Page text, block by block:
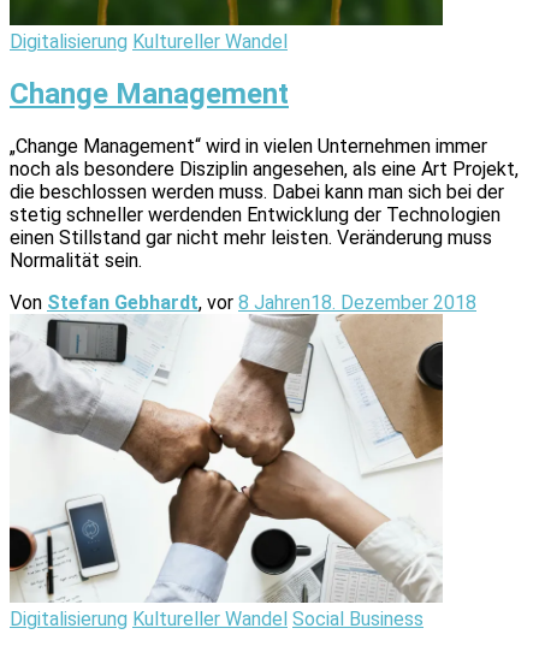
Digitalisierung Kultureller Wandel
Change Management
„Change Management“ wird in vielen Unternehmen immer
noch als besondere Disziplin angesehen, als eine Art Projekt,
die beschlossen werden muss. Dabei kann man sich bei der
stetig schneller werdenden Entwicklung der Technologien
einen Stillstand gar nicht mehr leisten. Veränderung muss
Normalität sein.
Von Stefan Gebhardt, vor 8 Jahren18. Dezember 2018
Digitalisierung Kultureller Wandel Social Business